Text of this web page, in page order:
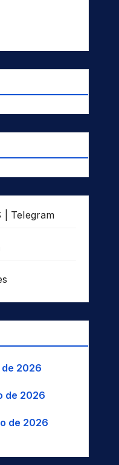
Telegram
de 2026
de 2026
de 2026